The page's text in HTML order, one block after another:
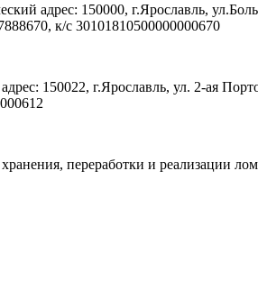
адрес: 150000, г.Ярославль,
к/с 30101810500000000670
150022, г.Ярославль, ул. 2-ая
переработки и реализации